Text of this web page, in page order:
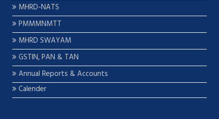
MHRD-NATS
PMMMNMTT
MHRD SWAYAM
GSTIN, PAN & TAN
Annual Reports & Accounts
Calender